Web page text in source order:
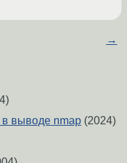
→
в выводе nmap (2024)